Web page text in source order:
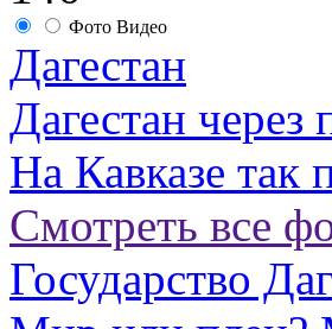
Фото Видео
Дагестан
Дагестан через
На Кавказе так
Смотреть все
Государство